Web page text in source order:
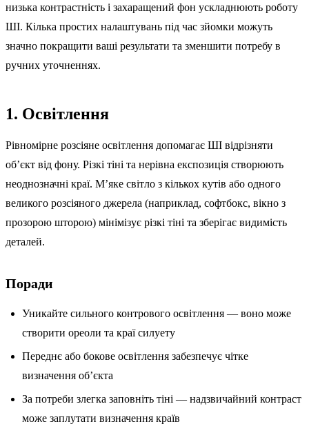
низька контрастність і захаращений фон ускладнюють роботу
ШІ. Кілька простих налаштувань під час зйомки можуть
значно покращити ваші результати та зменшити потребу в
ручних уточненнях.
1. Освітлення
Рівномірне розсіяне освітлення допомагає ШІ відрізняти
об’єкт від фону. Різкі тіні та нерівна експозиція створюють
неоднозначні краї. М’яке світло з кількох кутів або одного
великого розсіяного джерела (наприклад, софтбокс, вікно з
прозорою шторою) мінімізує різкі тіні та зберігає видимість
деталей.
Поради
Уникайте сильного контрового освітлення — воно може
створити ореоли та краї силуету
Переднє або бокове освітлення забезпечує чітке
визначення об’єкта
За потреби злегка заповніть тіні — надзвичайний контраст
може заплутати визначення країв